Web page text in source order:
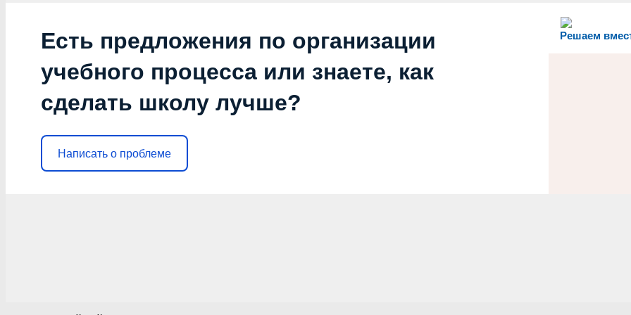
Решаем
Есть предложения по организации
учебного процесса или знаете, как
сделать школу лучше?
Написать о проблеме